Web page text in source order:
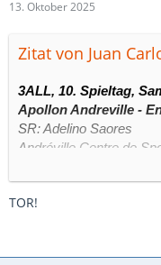
13. Oktober 2025
Zitat von Juan
3ALL, 10. Spieltag,
Apollon Andreville -
SR: Adelino Saores
Andréville Centre de
Tore:
1:0 – Vitor Azevedo (14.)
TOR!